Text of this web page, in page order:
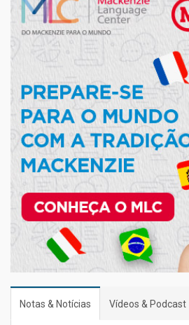
Notas & Notícias Vídeos & Podcast